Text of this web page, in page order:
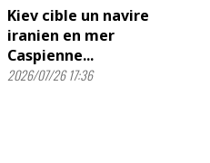
Kiev cible un navire
iranien en mer
Caspienne...
2026/07/26 17:36